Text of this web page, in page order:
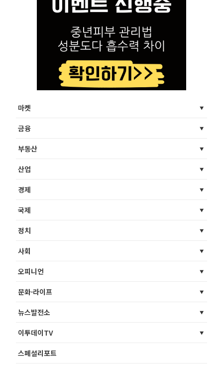
마켓
금융
부동산
산업
경제
국제
정치
사회
오피니언
문화·라이프
뉴스발전소
이투데이TV
스페셜리포트